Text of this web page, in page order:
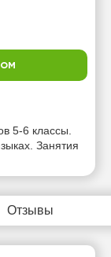
5-6 классы.
Занятия
Отзывы
Нет
свободных